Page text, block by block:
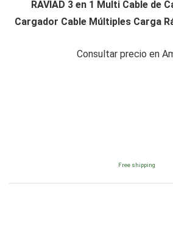
RAVIAD 3 en 1 Multi Cable de
Cargador Cable Múltiples Carga
Consultar precio en
Free shipping